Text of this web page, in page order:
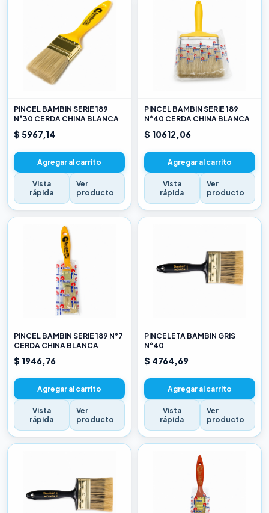
PINCEL BAMBIN SERIE 189
N°30 CERDA CHINA BLANCA
$ 5967,14
Agregar al carrito
Vista
rápida
Ver
producto
PINCEL BAMBIN SERIE 189
N°40 CERDA CHINA BLANCA
$ 10612,06
Agregar al carrito
Vista
rápida
Ver
producto
PINCEL BAMBIN SERIE 189 N°7
CERDA CHINA BLANCA
$ 1946,76
Agregar al carrito
Vista
rápida
Ver
producto
PINCELETA BAMBIN GRIS
N°40
$ 4764,69
Agregar al carrito
Vista
rápida
Ver
producto